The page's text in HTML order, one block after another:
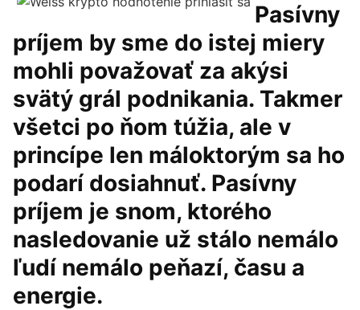
Pasívny
príjem by sme do istej miery
mohli považovať za akýsi
svätý grál podnikania. Takmer
všetci po ňom túžia, ale v
princípe len máloktorým sa ho
podarí dosiahnuť. Pasívny
príjem je snom, ktorého
nasledovanie už stálo nemálo
ľudí nemálo peňazí, času a
energie.